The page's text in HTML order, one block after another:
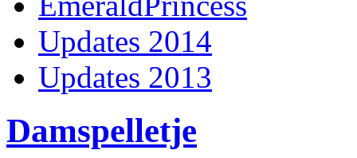
Updates 2014
Updates 2013
Damspelletje